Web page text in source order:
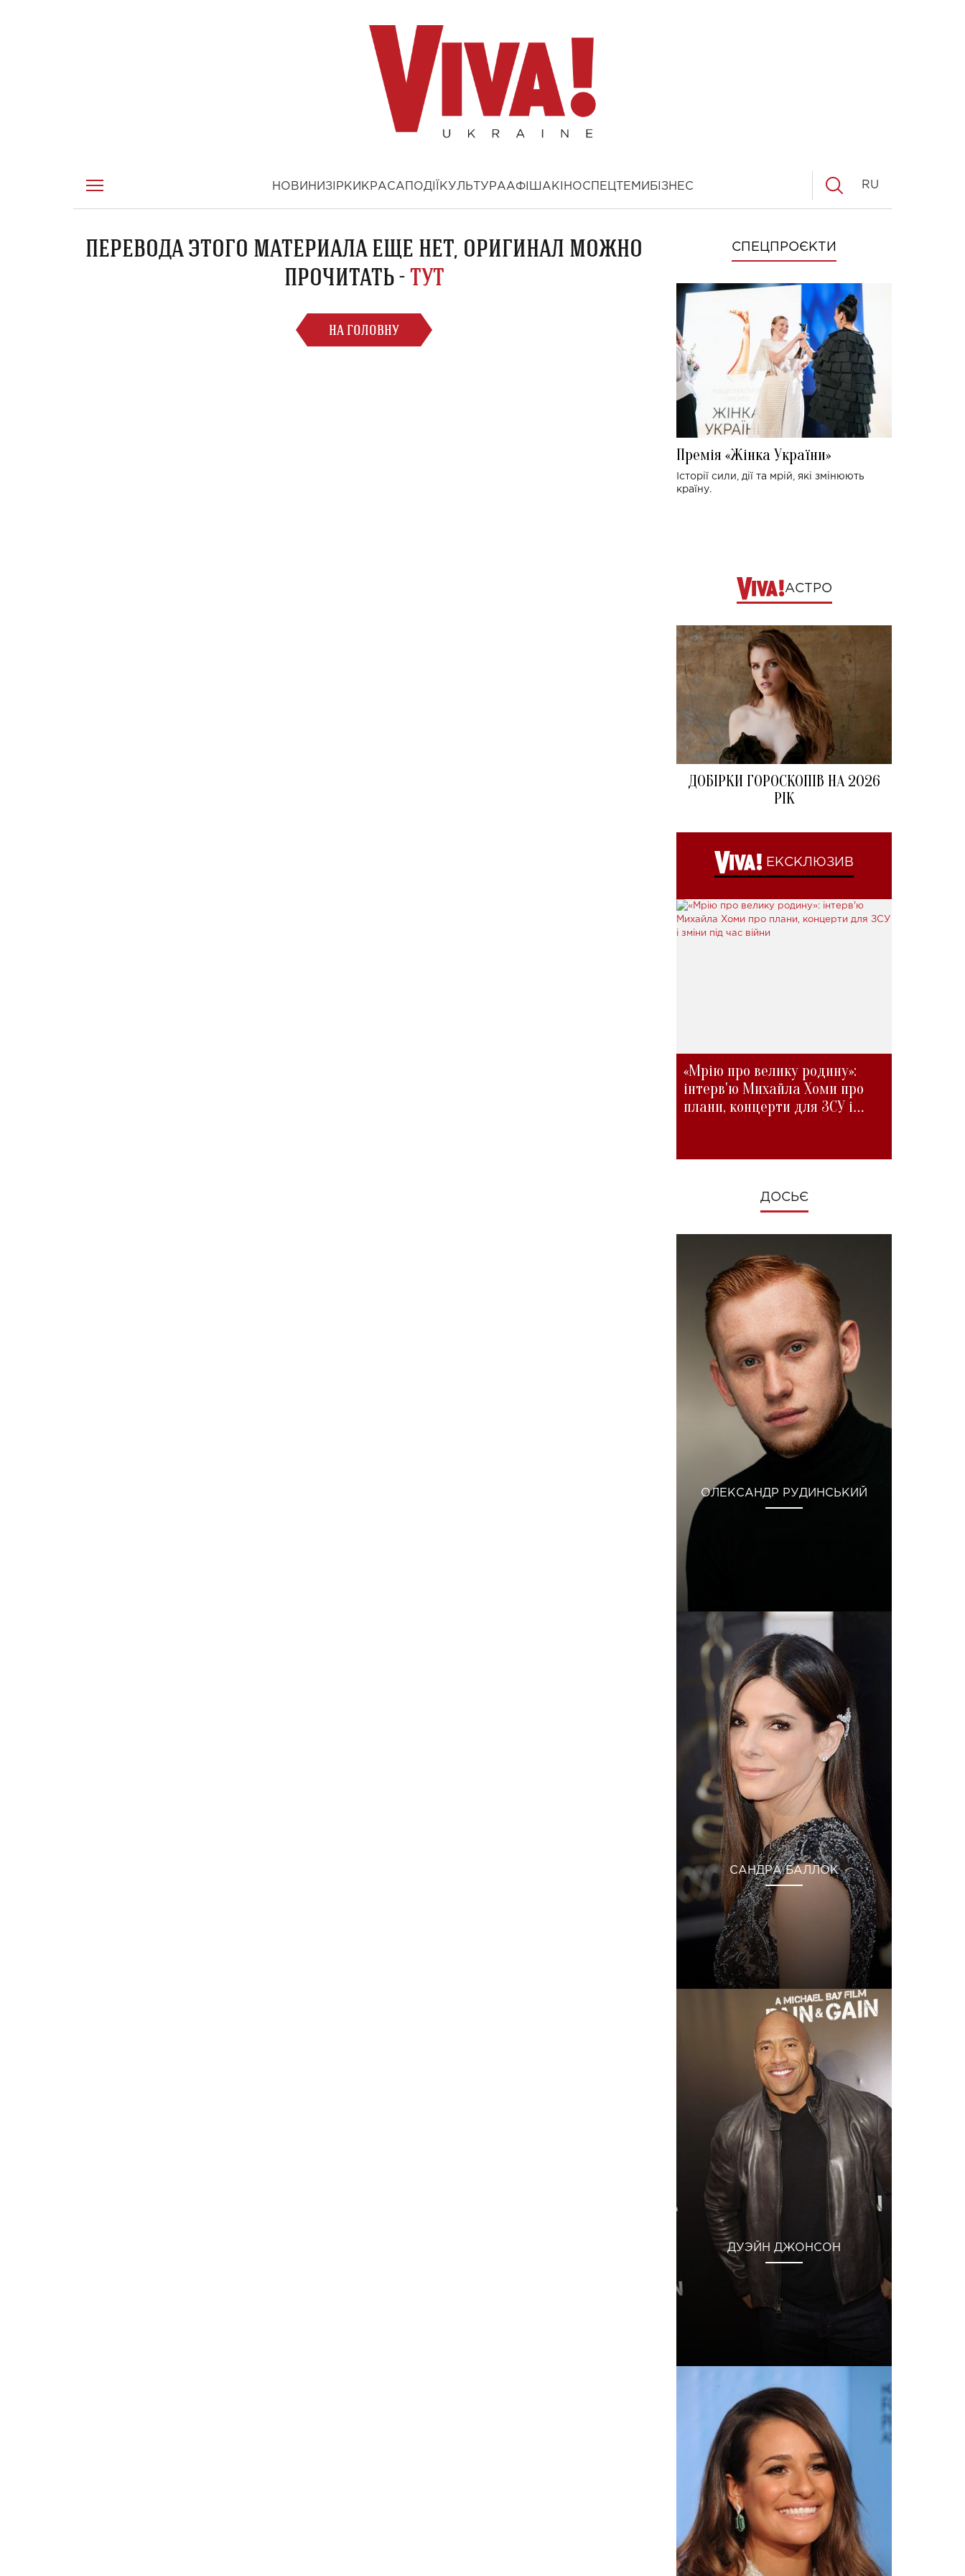
НОВИНИ ЗІРКИ КРАСА ПОДІЇ КУЛЬТУРААФІША КІНОСПЕЦТЕМИ БІЗНЕС RU
ПЕРЕВОДА ЭТОГО МАТЕРИАЛА ЕЩЕ НЕТ, ОРИГИНАЛ МОЖНО
ПРОЧИТАТЬ -ТУТ
НА ГОЛОВНУ
СПЕЦПРОЄКТИ
Премія «Жінка України»
Історії сили, дії та мрій, які змінюють
країну.
АСТРО
ДОБІРКИ ГОРОСКОПІВ НА 2026
РІК
ЕКСКЛЮЗИВ
«Мрію про велику родину»:
інтерв'ю Михайла Хоми про
плани, концерти для ЗСУ і
ДОСЬЄ
ОЛЕКСАНДР РУДИНСЬКИЙ
САНДРА БАЛЛОК
ДУЭЙН ДЖОНСОН